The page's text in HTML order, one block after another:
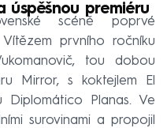
úspěšnou premiéru
scéně poprvé
prvního ročníku
tou dobou
Mirror, s koktejlem El
Planas. Ve
surovinami a propojil